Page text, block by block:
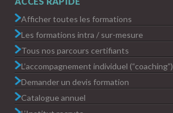
Afficher toutes les formations
Les formations intra / sur-mesure
Tous nos parcours certifiants
L’accompagnement individuel (“coaching”)
Demander un devis formation
Catalogue annuel